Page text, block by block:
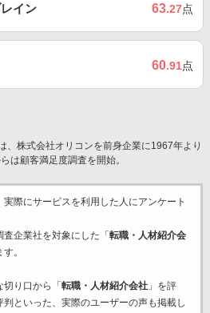
イン 63.27点
60.91点
、株式会社オリコンを前身企業に1967年より
は顧客満足度調査を開始。
際にサービスを利用した 人にアンケート
査企業社を対象にした「 転職・人材紹介会
。
り口から「 転職・人材紹介会社」を評
といった、実際のユーザーの声も掲載し